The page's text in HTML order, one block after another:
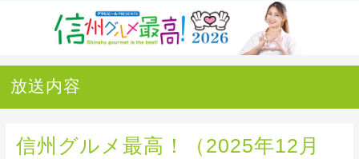
放送内容
信州グルメ最高！（2025年12月